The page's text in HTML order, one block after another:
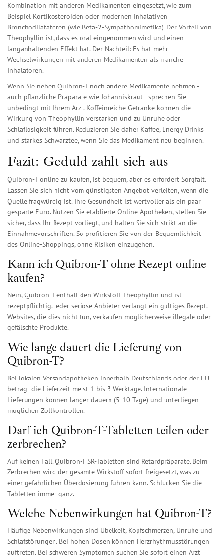
Kombination mit anderen Medikamenten eingesetzt, wie zum
Beispiel Kortikosteroiden oder modernen inhalativen
Bronchodilatatoren (wie Beta-2-Sympathomimetika). Der Vorteil von
Theophyllin ist, dass es oral eingenommen wird und einen
langanhaltenden Effekt hat. Der Nachteil: Es hat mehr
Wechselwirkungen mit anderen Medikamenten als manche
Inhalatoren.
Wenn Sie neben Quibron-T noch andere Medikamente nehmen -
auch pflanzliche Präparate wie Johanniskraut - sprechen Sie
unbedingt mit Ihrem Arzt. Koffeinreiche Getränke können die
Wirkung von Theophyllin verstärken und zu Unruhe oder
Schlaflosigkeit führen. Reduzieren Sie daher Kaffee, Energy Drinks
und starkes Schwarztee, wenn Sie das Medikament neu beginnen.
Fazit: Geduld zahlt sich aus
Quibron-T online zu kaufen, ist bequem, aber es erfordert Sorgfalt.
Lassen Sie sich nicht vom günstigsten Angebot verleiten, wenn die
Quelle fragwürdig ist. Ihre Gesundheit ist wertvoller als ein paar
gesparte Euro. Nutzen Sie etablierte Online-Apotheken, stellen Sie
sicher, dass Ihr Rezept vorliegt, und halten Sie sich strikt an die
Einnahmevorschriften. So profitieren Sie von der Bequemlichkeit
des Online-Shoppings, ohne Risiken einzugehen.
Kann ich Quibron-T ohne Rezept online
kaufen?
Nein, Quibron-T enthält den Wirkstoff Theophyllin und ist
rezeptpflichtig. Jeder seriöse Anbieter verlangt ein gültiges Rezept.
Websites, die dies nicht tun, verkaufen möglicherweise illegale oder
gefälschte Produkte.
Wie lange dauert die Lieferung von
Quibron-T?
Bei lokalen Versandapotheken innerhalb Deutschlands oder der EU
beträgt die Lieferzeit meist 1 bis 3 Werktage. Internationale
Lieferungen können länger dauern (5-10 Tage) und unterliegen
möglichen Zollkontrollen.
Darf ich Quibron-T-Tabletten teilen oder
zerbrechen?
Auf keinen Fall. Quibron-T SR-Tabletten sind Retardpräparate. Beim
Zerbrechen wird der gesamte Wirkstoff sofort freigesetzt, was zu
einer gefährlichen Überdosierung führen kann. Schlucken Sie die
Tabletten immer ganz.
Welche Nebenwirkungen hat Quibron-T?
Häufige Nebenwirkungen sind Übelkeit, Kopfschmerzen, Unruhe und
Schlafstörungen. Bei hohen Dosen können Herzrhythmusstörungen
auftreten. Bei schweren Symptomen suchen Sie sofort einen Arzt